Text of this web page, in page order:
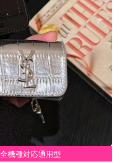
機種対応通用型